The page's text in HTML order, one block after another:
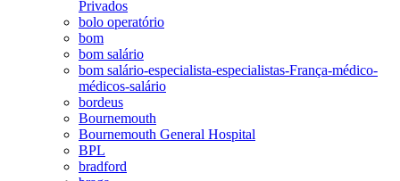
Privados
bolo operatório
bom
bom salário
bom salário-especialista-especialistas-França-médico-
médicos-salário
bordeus
Bournemouth
Bournemouth General Hospital
BPL
bradford